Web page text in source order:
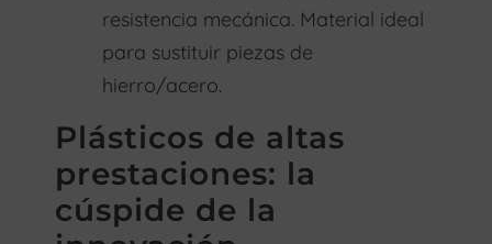
resistencia mecánica. Material ideal
para sustituir piezas de
hierro/acero.
Plásticos de altas
prestaciones: la
cúspide de la